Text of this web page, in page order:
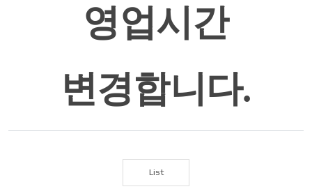
영업시간
변경합니다.
List